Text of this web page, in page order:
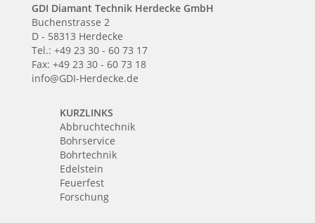
GDI Diamant Technik Herdecke GmbH
Buchenstrasse 2
D - 58313 Herdecke
Tel.: +49 23 30 - 60 73 17
Fax: +49 23 30 - 60 73 18
info@GDI-Herdecke.de
KURZLINKS
Abbruchtechnik
Bohrservice
Bohrtechnik
Edelstein
Feuerfest
Forschung